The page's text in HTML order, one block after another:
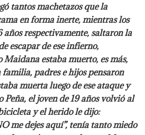
tantos machetazos que la
en forma inerte, mientras los
años respectivamente, saltaron la
escapar de ese infierno,
Maidana estaba muerto, es más,
padres e hijos pensaron
muerta luego de ese ataque y
Peña, el joven de 19 años volvió al
y el herido le dijo:
me dejes aquí”, tenía tanto miedo